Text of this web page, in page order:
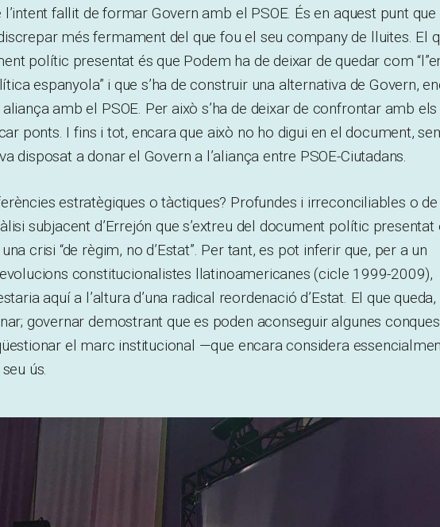
fallit de formar Govern amb el PSOE. És en aquest punt que
més fermament del que fou el seu company de lluites. El
polític presentat és que Podem ha de deixar de quedar com
espanyola” i que s’ha de construir una alternativa de Govern,
amb el PSOE. Per això s’ha de deixar de confrontar amb els
ponts. I fins i tot, encara que això no ho digui en el document,
disposat a donar el Govern a l’aliança entre PSOE-Ciutadans.
estratègiques o tàctiques? Profundes i irreconciliables o de
subjacent d’Errejón que s’extreu del document polític presentat
crisi “de règim, no d’Estat”. Per tant, es pot inferir que, per a un
constitucionalistes llatinoamericanes (cicle 1999-2009),
aquí a l’altura d’una radical reordenació d’Estat. El que queda,
governar demostrant que es poden aconseguir algunes
el marc institucional —que encara considera
ús.